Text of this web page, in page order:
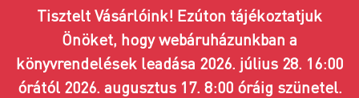
Tisztelt Vásárlóink! Ezúton tájékoztatjuk
Önöket, hogy webáruházunkban a
könyvrendelések leadása 2026. július 28. 16:00
órától 2026. augusztus 17. 8:00 óráig szünetel.